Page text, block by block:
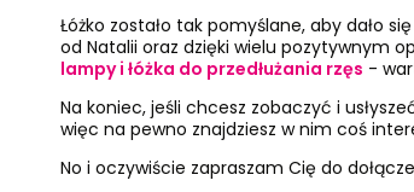
Łóżko zostało tak pomyślane, aby dało
od Natalii oraz dzięki wielu pozytywnym
lampy i łóżka do przedłużania rzęs -
Na koniec, jeśli chcesz zobaczyć i
więc na pewno znajdziesz w nim coś
No i oczywiście zapraszam Cię do